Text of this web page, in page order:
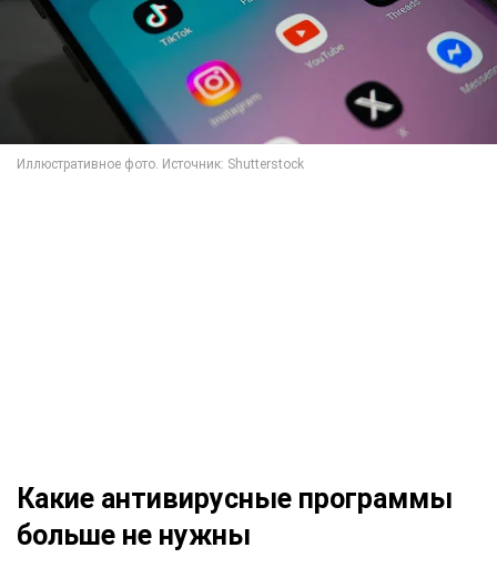
Какие антивирусные программы
больше не нужны